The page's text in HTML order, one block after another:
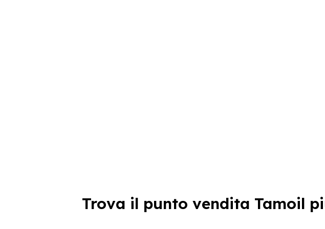
Trova il punto vendita Tamoil